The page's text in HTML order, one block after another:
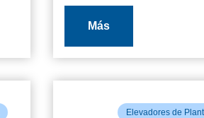
Más
Elevadores de